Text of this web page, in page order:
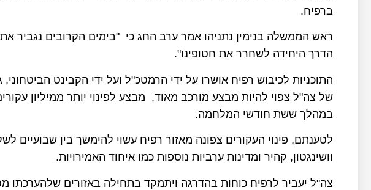
ברפיח.
ראש הממשלה בנימין נתניהו אמר ערב החג כי "בימים הקרובים נגביר
הדרך היחידה לשחרר את חטופינו".
התוכניות לכיבוש רפיח אושרו על ידי הרמטכ"ל ועל ידי הקבינט
של צה"ל צפוי להיות מבצע מורכב מאוד, מבצע לפינוי יותר ממיליון
במהלך ששת חודשי המלחמה.
לטענתם, פינוי העקורים צפונה מאזור רפיח עשוי להימשך בין שבועיים
וושינגטון, קהיר ומדינות ערביות נוספות כמו איחוד האמירויות.
צה"ל יעביר לרפיח כוחות בהדרגה ויתמקד בתחילה באזורים שלהערכתו